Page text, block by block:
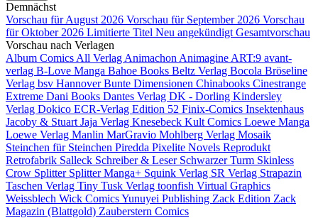
Demnächst
Vorschau für August 2026 Vorschau für September 2026 Vorschau
für Oktober 2026 Limitierte Titel Neu angekündigt Gesamtvorschau
Vorschau nach Verlagen
Album Comics All Verlag Animachon Animagine ART:9 avant-
verlag B-Love Manga Bahoe Books Beltz Verlag Bocola Bröseline
Verlag bsv HannoverBunte Dimensionen Chinabooks Cinestrange
Extreme Dani Books Dantes Verlag DK - Dorling Kindersley
Verlag Dokico ECR-Verlag Edition 52 Finix-Comics Insektenhaus
Jacoby & Stuart Jaja Verlag Knesebeck Kult Comics Loewe Manga
Loewe Verlag Manlin MarGravio Mohlberg Verlag Mosaik
Steinchen für Steinchen Piredda Pixelite Novels Reprodukt
Retrofabrik Salleck Schreiber & Leser Schwarzer Turm Skinless
Crow Splitter Splitter Manga+ Squink Verlag SR Verlag Strapazin
Taschen Verlag Tiny Tusk Verlag toonfish Virtual Graphics
Weissblech Wick ComicsYunuyei Publishing Zack Edition Zack
Magazin (Blattgold) Zauberstern Comics